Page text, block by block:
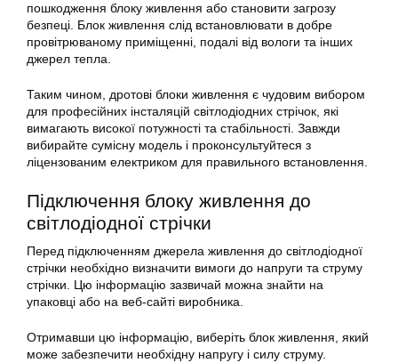
пошкодження блоку живлення або становити загрозу
безпеці. Блок живлення слід встановлювати в добре
провітрюваному приміщенні, подалі від вологи та інших
джерел тепла.
Таким чином, дротові блоки живлення є чудовим вибором
для професійних інсталяцій світлодіодних стрічок, які
вимагають високої потужності та стабільності. Завжди
вибирайте сумісну модель і проконсультуйтеся з
ліцензованим електриком для правильного встановлення.
Підключення блоку живлення до
світлодіодної стрічки
Перед підключенням джерела живлення до світлодіодної
стрічки необхідно визначити вимоги до напруги та струму
стрічки. Цю інформацію зазвичай можна знайти на
упаковці або на веб-сайті виробника.
Отримавши цю інформацію, виберіть блок живлення, який
може забезпечити необхідну напругу і силу струму.